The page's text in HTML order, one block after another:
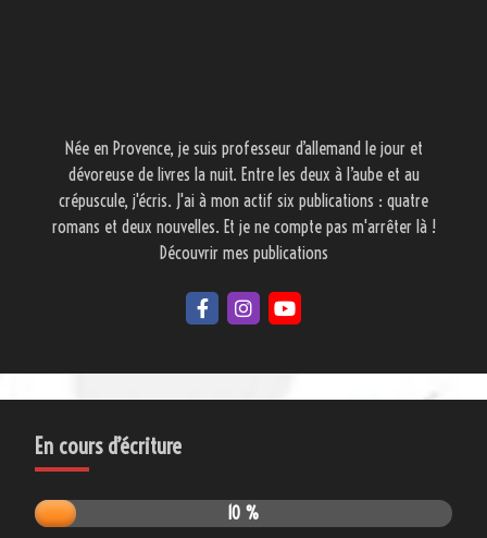
Née en Provence, je suis professeur d’allemand le jour et
dévoreuse de livres la nuit. Entre les deux à l’aube et au
crépuscule, j'écris. J'ai à mon actif six publications : quatre
romans et deux nouvelles. Et je ne compte pas m'arrêter là !
Découvrir mes publications
En cours d’écriture
10 %